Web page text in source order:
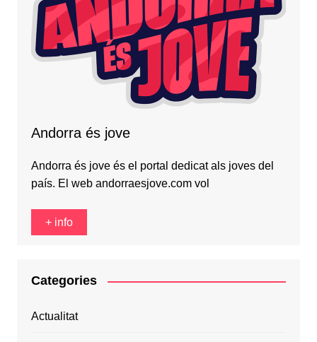
Andorra és jove
Andorra és jove és el portal dedicat als joves del
país. El web andorraesjove.com vol
+ info
Categories
Actualitat